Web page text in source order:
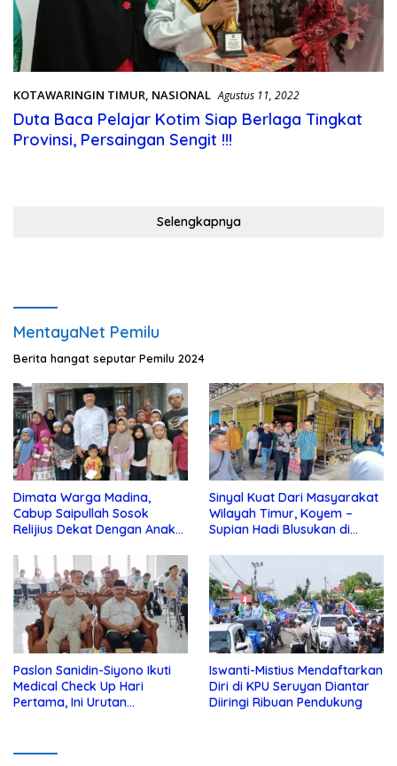
KOTAWARINGIN TIMUR, NASIONAL Agustus 11, 2022
Duta Baca Pelajar Kotim Siap Berlaga Tingkat
Provinsi, Persaingan Sengit !!!
Selengkapnya
MentayaNet Pemilu
Berita hangat seputar Pemilu 2024
Dimata Warga Madina,
Cabup Saipullah Sosok
Relijius Dekat Dengan Anak
Sinyal Kuat Dari Masyarakat
Wilayah Timur, Koyem –
Supian Hadi Blusukan di
Paslon Sanidin-Siyono Ikuti
Medical Check Up Hari
Pertama, Ini Urutan
Iswanti-Mistius Mendaftarkan
Diri di KPU Seruyan Diantar
Diiringi Ribuan Pendukung